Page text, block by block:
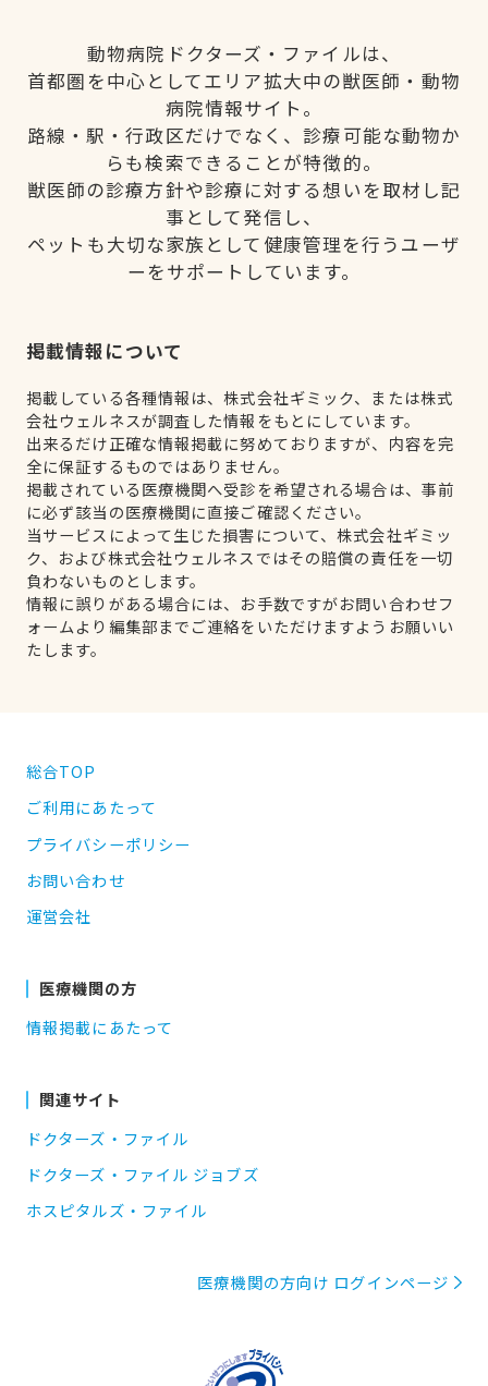
動物病院ドクターズ・ファイルは、
首都圏を中心としてエリア拡大中の獣医師・動物
病院情報サイト。
路線・駅・行政区だけでなく、診療可能な動物か
らも検索できることが特徴的。
獣医師の診療方針や診療に対する想いを取材し記
事として発信し、
ペットも大切な家族として健康管理を行うユーザ
ーをサポートしています。
掲載情報について
掲載している各種情報は、株式会社ギミック、または株式
会社ウェルネスが調査した情報をもとにしています。
出来るだけ正確な情報掲載に努めておりますが、内容を完
全に保証するものではありません。
掲載されている医療機関へ受診を希望される場合は、事前
に必ず該当の医療機関に直接ご確認ください。
当サービスによって生じた損害について、株式会社ギミッ
ク、および株式会社ウェルネスではその賠償の責任を一切
負わないものとします。
情報に誤りがある場合には、お手数ですがお問い合わせフ
ォームより編集部までご連絡をいただけますようお願いい
たします。
総合TOP
ご利用にあたって
プライバシーポリシー
お問い合わせ
運営会社
医療機関の方
情報掲載にあたって
関連サイト
ドクターズ・ファイル
ドクターズ・ファイル ジョブズ
ホスピタルズ・ファイル
医療機関の方向け ログインページ